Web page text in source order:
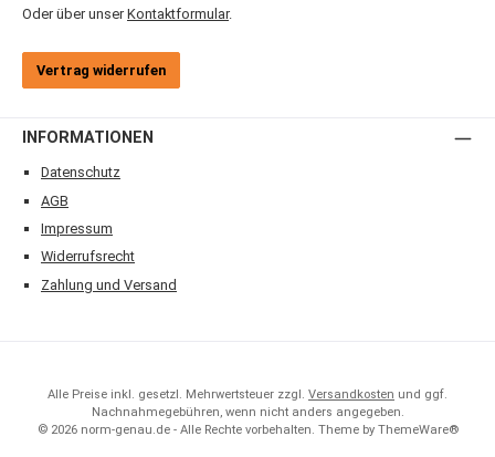
Oder über unser Kontaktformular.
Vertrag widerrufen
INFORMATIONEN
Datenschutz
AGB
Impressum
Widerrufsrecht
Zahlung und Versand
Alle Preise inkl. gesetzl. Mehrwertsteuer zzgl. Versandkosten und ggf.
Nachnahmegebühren, wenn nicht anders angegeben.
© 2026 norm-genau.de - Alle Rechte vorbehalten. Theme by ThemeWare®